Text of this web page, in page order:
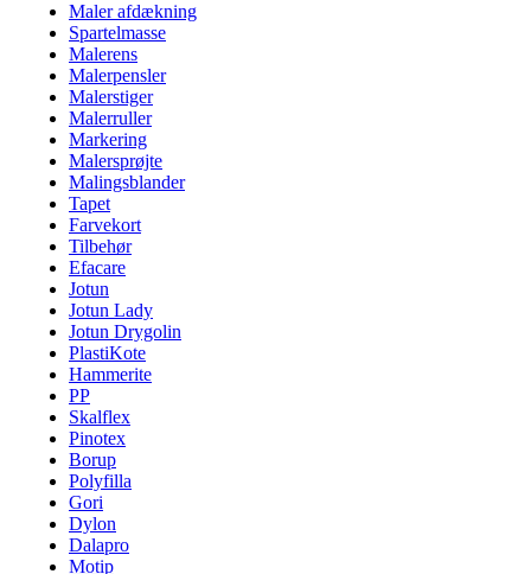
Maler afdækning
Spartelmasse
Malerens
Malerpensler
Malerstiger
Malerruller
Markering
Malersprøjte
Malingsblander
Tapet
Farvekort
Tilbehør
Efacare
Jotun
Jotun Lady
Jotun Drygolin
PlastiKote
Hammerite
PP
Skalflex
Pinotex
Borup
Polyfilla
Gori
Dylon
Dalapro
Motip